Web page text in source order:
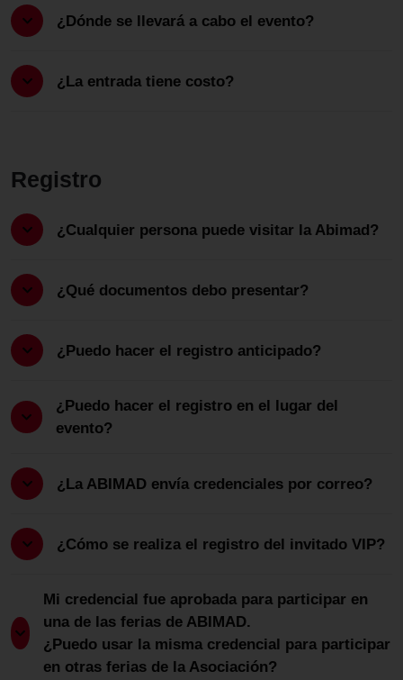
¿Dónde se llevará a cabo el evento?
¿La entrada tiene costo?
Registro
¿Cualquier persona puede visitar la Abimad?
¿Qué documentos debo presentar?
¿Puedo hacer el registro anticipado?
¿Puedo hacer el registro en el lugar del
evento?
¿La ABIMAD envía credenciales por correo?
¿Cómo se realiza el registro del invitado VIP?
Mi credencial fue aprobada para participar en
una de las ferias de ABIMAD.
¿Puedo usar la misma credencial para participar
en otras ferias de la Asociación?